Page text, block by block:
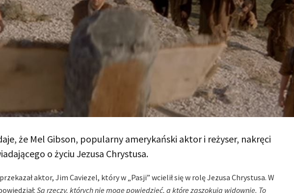
że Mel Gibson, popularny amerykański aktor i reżyser, nakręci
o życiu Jezusa Chrystusa.
aktor, Jim Caviezel, który w „Pasji” wcielił się w rolę Jezusa Chrystusa. W
Są rzeczy, których nie mogę powiedzieć, a które zaszokują widownię. To